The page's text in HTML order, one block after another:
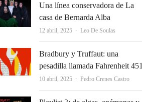
Una línea conservadora de La
casa de Bernarda Alba
12 abril, 2025 Autor
Leo De Soulas
Bradbury y Truffaut: una
pesadilla llamada Fahrenheit 451
10 abril, 2025 Autor
Pedro Crenes Castro